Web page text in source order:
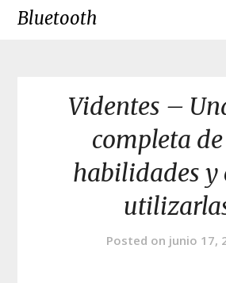
SkipBluetooth
Videntes –
completa
habilidades y
Posted on junio 17,